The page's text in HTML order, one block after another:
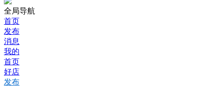
全局导航
首页
发布
消息
我的
首页
好店
发布